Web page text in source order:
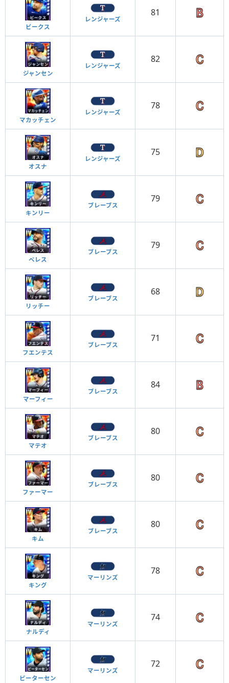
ビークス
レンジャーズ
81
ジャンセン
レンジャーズ
82
マカッチェン
レンジャーズ
78
オスナ
レンジャーズ
75
キンリー
ブレーブス
79
ペレス
ブレーブス
79
リッチー
ブレーブス
68
フエンテス
ブレーブス
71
マーフィー
ブレーブス
84
マテオ
ブレーブス
80
ファーマー
ブレーブス
80
キム
ブレーブス
80
キング
マーリンズ
78
ナルディ
マーリンズ
74
ピーターセン
マーリンズ
72